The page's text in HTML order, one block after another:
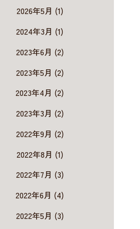
2026年5月 (1)
2024年3月 (1)
2023年6月 (2)
2023年5月 (2)
2023年4月 (2)
2023年3月 (2)
2022年9月 (2)
2022年8月 (1)
2022年7月 (3)
2022年6月 (4)
2022年5月 (3)